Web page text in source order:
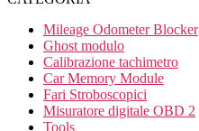
Mileage Odometer Blocker
Ghost modulo
Calibrazione tachimetro
Car Memory Module
Fari Stroboscopici
Misuratore digitale OBD 2
Tools